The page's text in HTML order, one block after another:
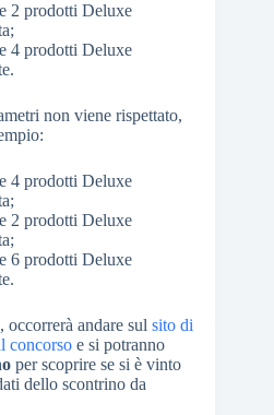
2 prodotti Deluxe
4 prodotti Deluxe
non viene rispettato,
4 prodotti Deluxe
2 prodotti Deluxe
6 prodotti Deluxe
occorrerà andare sul sito di
concorso e si potranno
per scoprire se si è vinto
dello scontrino da